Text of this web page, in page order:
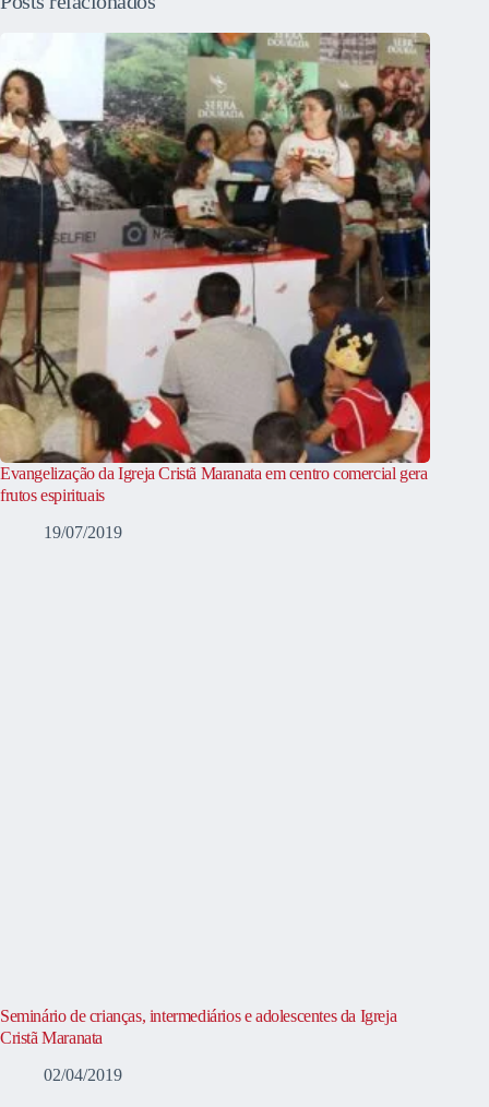
Evangelização da Igreja Cristã Maranata em centro comercial gera
frutos espirituais
19/07/2019
Seminário de crianças, intermediários e adolescentes da Igreja
Cristã Maranata
02/04/2019